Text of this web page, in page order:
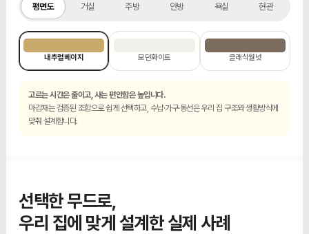
평면도 거실 주방 안방 욕실 현관
내추럴베이지 모던화이트 클래식월넛
고르는 시간은 줄이고, 사는 편안함은 높입니다.
마감재는 검증된 조합으로 쉽게 선택하고, 수납·가구·동선은 우리 집 구조와 생활방식에
맞춰 설계합니다.
선택한 무드로,
우리 집에 맞게 설계한 실제 사례